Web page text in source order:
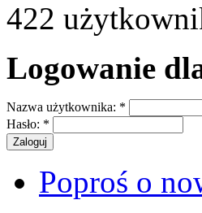
422
Logowanie
Nazwa użytkownika: *
Hasło: *
Poproś o